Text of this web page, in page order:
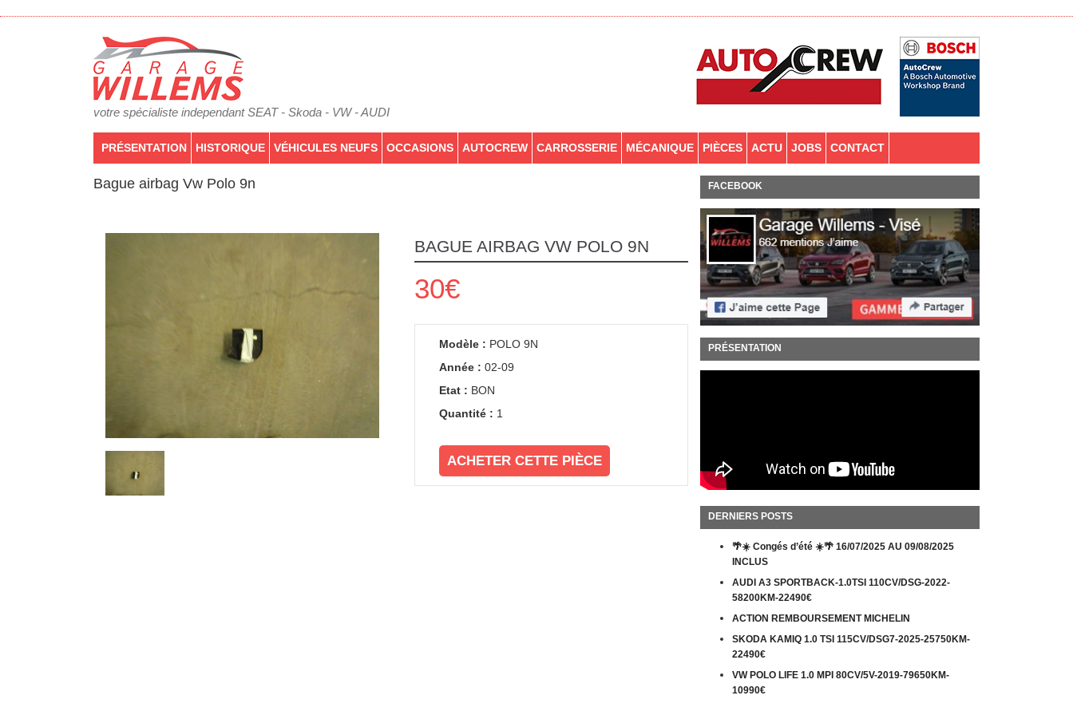
votre spécialiste independant SEAT - Skoda - VW - AUDI
PRÉSENTATION HISTORIQUE VÉHICULES NEUFS OCCASIONS AUTOCREW CARROSSERIE MÉCANIQUE PIÈCES ACTU JOBS CONTACT
Bague airbag Vw Polo 9n
BAGUE AIRBAG VW POLO 9N
30€
Modèle : POLO 9N
Année : 02-09
Etat : BON
Quantité : 1
ACHETER CETTE PIÈCE
FACEBOOK
PRÉSENTATION
DERNIERS POSTS
🌴☀️ Congés d’été ☀️🌴 16/07/2025 AU 09/08/2025
INCLUS
AUDI A3 SPORTBACK-1.0TSI 110CV/DSG-2022-
58200KM-22490€
ACTION REMBOURSEMENT MICHELIN
SKODA KAMIQ 1.0 TSI 115CV/DSG7-2025-25750KM-
22490€
VW POLO LIFE 1.0 MPI 80CV/5V-2019-79650KM-
10990€